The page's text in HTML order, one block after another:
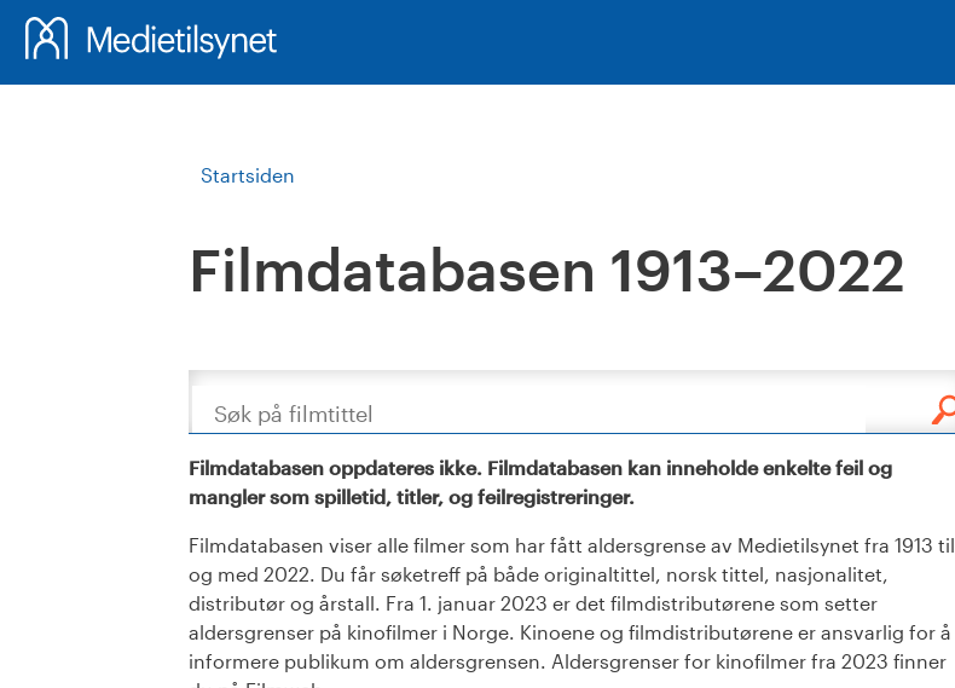
Startsiden
Filmdatabasen 1913–2022
Søk
Filmdatabasen oppdateres ikke. Filmdatabasen kan inneholde enkelte feil og
mangler som spilletid, titler, og feilregistreringer.
Filmdatabasen viser alle filmer som har fått aldersgrense av Medietilsynet fra 1913 til
og med 2022. Du får søketreff på både originaltittel, norsk tittel, nasjonalitet,
distributør og årstall. Fra 1. januar 2023 er det filmdistributørene som setter
aldersgrenser på kinofilmer i Norge. Kinoene og filmdistributørene er ansvarlig for å
informere publikum om aldersgrensen. Aldersgrenser for kinofilmer fra 2023 finner